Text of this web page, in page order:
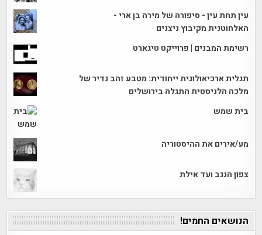
עין תחת עין - סיפורה של מירה בן ארי -
האלחוטנית מקיבוץ ניצנים
רשימת המבנים | פרוייקט טיגארט
תגלית ארכיאולוגית ייחודית: מטבע זהב נדיר של
מלכה הלניסטית התגלה בירושלים
בית שמש
מע/אירים את ההיסטוריה
צפון הנגב ועד אילת
הנושאים החמים!